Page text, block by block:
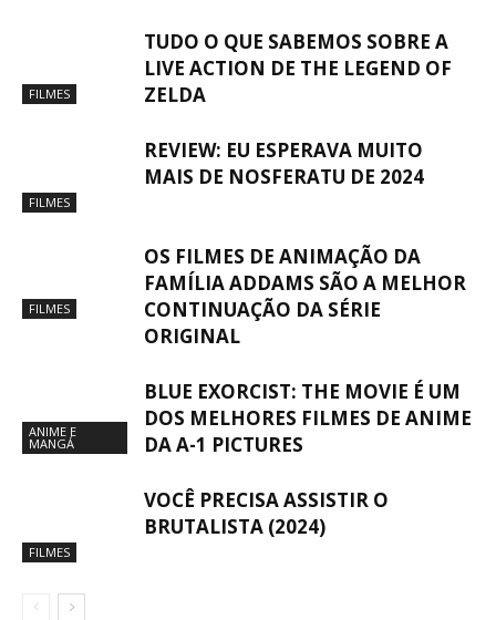
FILMES
TUDO O QUE SABEMOS SOBRE A
LIVE ACTION DE THE LEGEND OF
ZELDA
FILMES
REVIEW: EU ESPERAVA MUITO
MAIS DE NOSFERATU DE 2024
FILMES
OS FILMES DE ANIMAÇÃO DA
FAMÍLIA ADDAMS SÃO A MELHOR
CONTINUAÇÃO DA SÉRIE
ORIGINAL
ANIME E
MANGÁ
BLUE EXORCIST: THE MOVIE É UM
DOS MELHORES FILMES DE ANIME
DA A-1 PICTURES
FILMES
VOCÊ PRECISA ASSISTIR O
BRUTALISTA (2024)